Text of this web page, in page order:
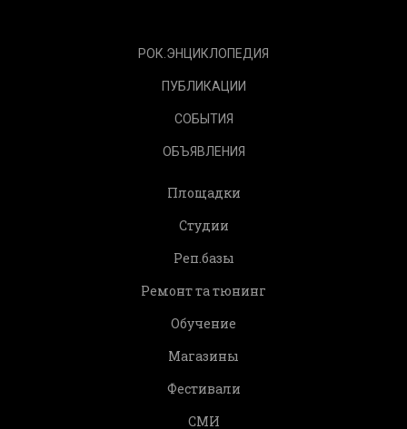
РОК.ЭНЦИКЛОПЕДИЯ
ПУБЛИКАЦИИ
СОБЫТИЯ
ОБЪЯВЛЕНИЯ
Площадки
Студии
Реп.базы
Ремонт та тюнинг
Обучение
Магазины
Фестивали
СМИ